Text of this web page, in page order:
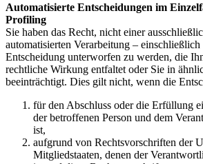
Automatisierte Entscheidungen im
Profiling
Sie haben das Recht, nicht einer
automatisierten Verarbeitung –
Entscheidung unterworfen zu werden, die
rechtliche Wirkung entfaltet oder Sie in
beeinträchtigt. Dies gilt nicht, wenn die
für den Abschluss oder die Erfüllung
der betroffenen Person und dem
ist,
aufgrund von Rechtsvorschriften der
Mitgliedstaaten, denen der